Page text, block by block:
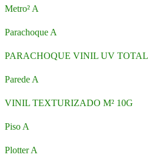
Metro² A
Parachoque A
PARACHOQUE VINIL UV TOTAL
Parede A
VINIL TEXTURIZADO M² 10G
Piso A
Plotter A